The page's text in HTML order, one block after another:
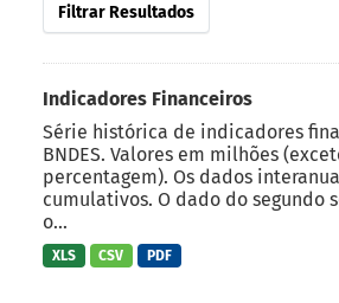
Filtrar Resultados
Indicadores Financeiros
Série histórica de indicadores
BNDES. Valores em milhões
percentagem). Os dados
cumulativos. O dado do segundo
o...
XLS CSV PDF